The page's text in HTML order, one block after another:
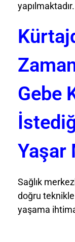
yapılmaktadır.
Gebe
Yaşar
Sağlık
doğru
yaşama